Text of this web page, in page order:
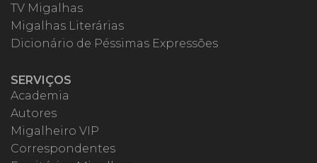
TV Migalhas
Migalhas Literárias
Dicionário de Péssimas Expressões
SERVIÇOS
Academia
Autores
Migalheiro VIP
Correspondentes